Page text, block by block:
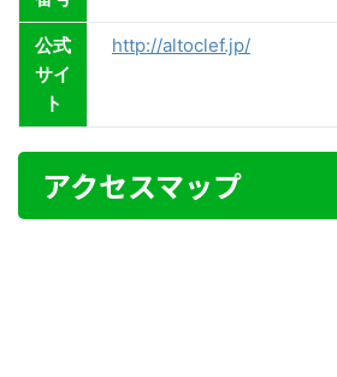
公式
サイ
ト
http://altoclef.jp/
アクセスマップ